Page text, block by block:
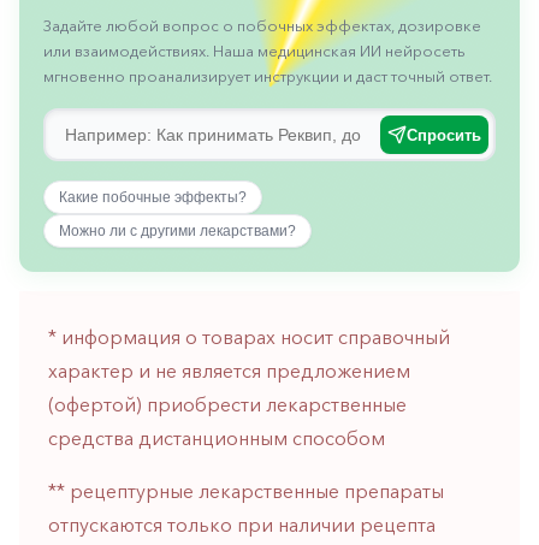
Сердечные
Сосудистые
Тромбозы
Урология
Ухо-
горло-
нос
Щитовидная
железа
Задайте любой вопрос о побочных эффектах, дозировке
или взаимодействиях. Наша медицинская ИИ нейросеть
мгновенно проанализирует инструкции и даст точный ответ.
Спросить
Какие побочные эффекты?
Можно ли с другими лекарствами?
* информация о товарах носит справочный
характер и не является предложением
(офертой) приобрести лекарственные
средства дистанционным способом
** рецептурные лекарственные препараты
отпускаются только при наличии рецепта